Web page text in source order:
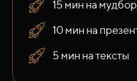
15 мин на
10 мин на
5 мин на тексты